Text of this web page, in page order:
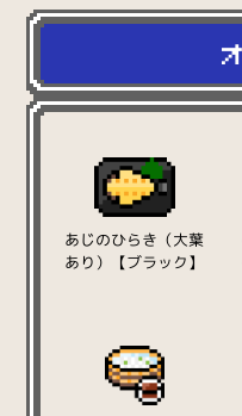
あじのひらき（大葉
あり）【ブラック】